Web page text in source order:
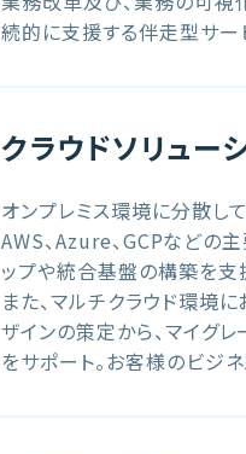
続的に支援する伴走型サー
クラウドソリュー
オンプレミス環境に分散し
AWS、Azure、GCPなどの
ップや統合基盤の構築を支
また、マルチクラウド環境
ザインの策定から、マイグ
をサポート。お客様のビジ